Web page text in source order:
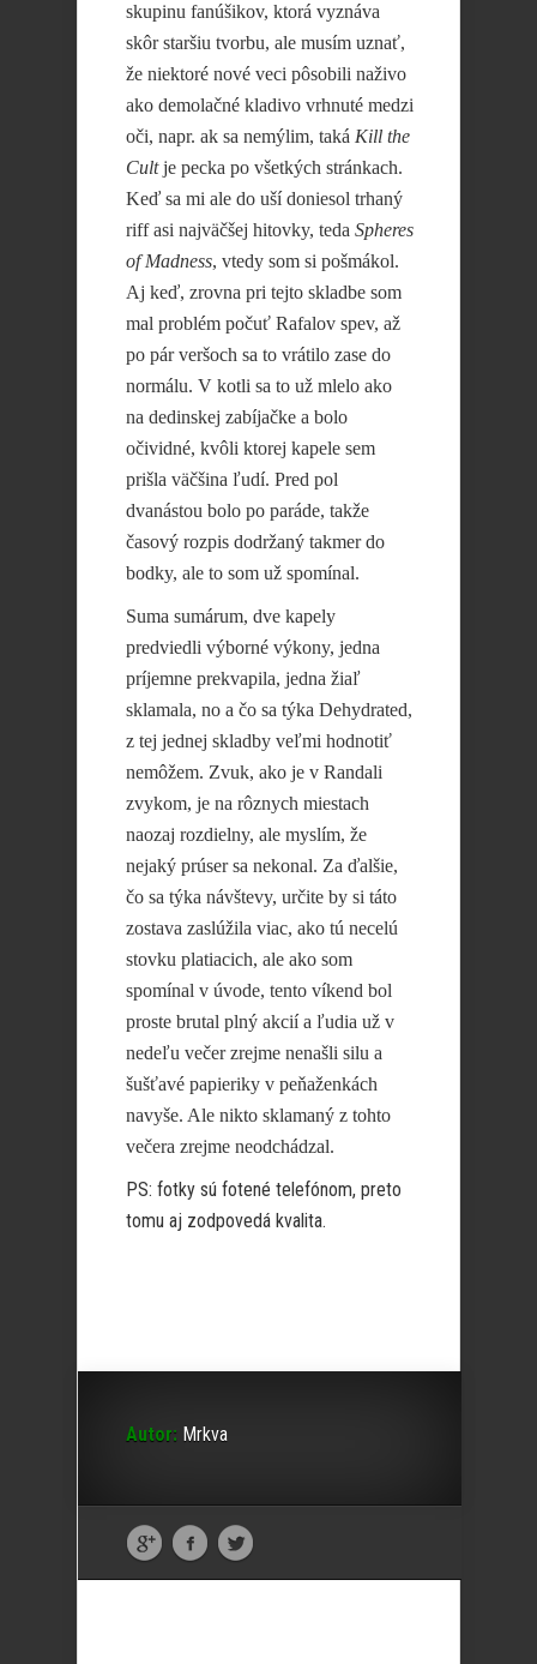
skupinu fanúšikov, ktorá vyznáva
skôr staršiu tvorbu, ale musím uznať,
že niektoré nové veci pôsobili naživo
ako demolačné kladivo vrhnuté medzi
oči, napr. ak sa nemýlim, taká Kill the
Cultje pecka po všetkých stránkach.
Keď sa mi ale do uší doniesol trhaný
riff asi najväčšej hitovky, teda Spheres
of Madness, vtedy som si pošmákol.
Aj keď, zrovna pri tejto skladbe som
mal problém počuť Rafalov spev, až
po pár veršoch sa to vrátilo zase do
normálu. V kotli sa to už mlelo ako
na dedinskej zabíjačke a bolo
očividné, kvôli ktorej kapele sem
prišla väčšina ľudí. Pred pol
dvanástou bolo po paráde, takže
časový rozpis dodržaný takmer do
bodky, ale to som už spomínal.
Suma sumárum, dve kapely
predviedli výborné výkony, jedna
príjemne prekvapila, jedna žiaľ
sklamala, no a čo sa týka Dehydrated,
z tej jednej skladby veľmi hodnotiť
nemôžem. Zvuk, ako je v Randali
zvykom, je na rôznych miestach
naozaj rozdielny, ale myslím, že
nejaký prúser sa nekonal. Za ďalšie,
čo sa týka návštevy, určite by si táto
zostava zaslúžila viac, ako tú necelú
stovku platiacich, ale ako som
spomínal v úvode, tento víkend bol
proste brutal plný akcií a ľudia už v
nedeľu večer zrejme nenašli silu a
šušťavé papieriky v peňaženkách
navyše. Ale nikto sklamaný z tohto
večera zrejme neodchádzal.
PS: fotky sú fotené telefónom, preto
tomu aj zodpovedá kvalita.
Autor: Mrkva